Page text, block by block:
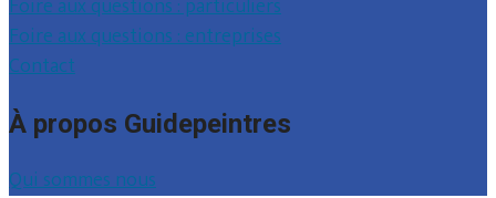
Foire aux questions : entreprises
Contact
À propos Guidepeintres
Qui sommes nous